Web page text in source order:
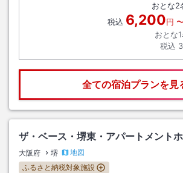
おとな2
税込 6,200円
おとな
税込
全ての宿泊プランを見
ザ・ベース・堺東・アパートメント
大阪府 堺
地図
ふるさと納税対象施設